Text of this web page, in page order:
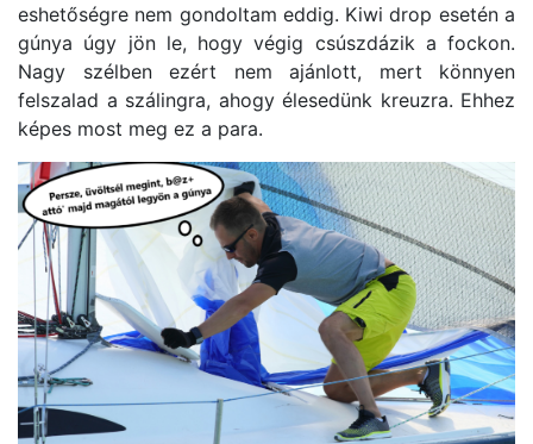
eshetőségre nem gondoltam eddig. Kiwi drop esetén a
gúnya úgy jön le, hogy végig csúszdázik a fockon.
Nagy szélben ezért nem ajánlott, mert könnyen
felszalad a szálingra, ahogy élesedünk kreuzra. Ehhez
képes most meg ez a para.